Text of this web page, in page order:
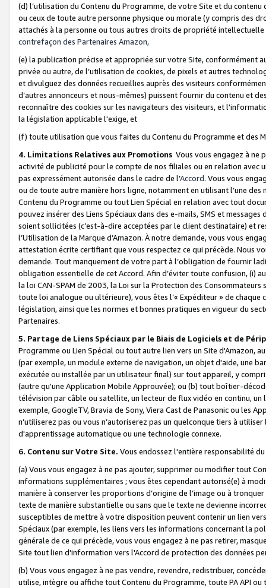
(d) l’utilisation du Contenu du Programme, de votre Site et du
ou ceux de toute autre personne physique ou morale (y compris des
attachés à la personne ou tous autres droits de propriété
contrefaçon des Partenaires Amazon,
(e) la publication précise et appropriée sur votre Site, conformément
privée ou autre, de l’utilisation de cookies, de pixels et autres
et divulguez des données recueillies auprès des visiteurs
d’autres annonceurs et nous-mêmes) puissent fournir du contenu et
reconnaître des cookies sur les navigateurs des visiteurs, et
la législation applicable l'exige, et
(f) toute utilisation que vous faites du Contenu du Programme et des
4. Limitations Relatives aux Promotions Vous vous engagez à ne
activité de publicité pour le compte de nos filiales ou en relation avec
pas expressément autorisée dans le cadre de l’Accord. Vous vous
ou de toute autre manière hors ligne, notamment en utilisant l’une
Contenu du Programme ou tout Lien Spécial en relation avec tout
pouvez insérer des Liens Spéciaux dans des e-mails, SMS et
soient sollicitées (c’est-à-dire acceptées par le client destinataire) et
l’Utilisation de la Marque d’Amazon. À notre demande, vous vous
attestation écrite certifiant que vous respectez ce qui précède. Nous
demande. Tout manquement de votre part à l’obligation de fournir
obligation essentielle de cet Accord. Afin d’éviter toute confusion, (i)
la loi CAN-SPAM de 2003, la Loi sur la Protection des
toute loi analogue ou ultérieure), vous êtes l’« Expéditeur » de
législation, ainsi que les normes et bonnes pratiques en vigueur du
Partenaires.
5. Partage de Liens Spéciaux par le Biais de Logiciels et de
Programme ou Lien Spécial ou tout autre lien vers un Site d'Amazon,
(par exemple, un module externe de navigation, un objet d'aide, une
exécutée ou installée par un utilisateur final) sur tout appareil, y
(autre qu'une Application Mobile Approuvée); ou (b) tout boîtier-
télévision par câble ou satellite, un lecteur de flux vidéo en continu,
exemple, GoogleTV, Bravia de Sony, Viera Cast de Panasonic ou les
n’utiliserez pas ou vous n’autoriserez pas un quelconque tiers à
d'apprentissage automatique ou une technologie connexe.
6. Contenu sur Votre Site. Vous endossez l'entière responsabilité
(a) Vous vous engagez à ne pas ajouter, supprimer ou modifier tout
informations supplémentaires ; vous êtes cependant autorisé(e) à
manière à conserver les proportions d’origine de l’image ou à
texte de manière substantielle ou sans que le texte ne devienne
susceptibles de mettre à votre disposition peuvent contenir un lien
Spéciaux (par exemple, les liens vers les informations concernant la
générale de ce qui précède, vous vous engagez à ne pas retirer,
Site tout lien d'information vers l'Accord de protection des données
(b) Vous vous engagez à ne pas vendre, revendre, redistribuer,
utilise, intègre ou affiche tout Contenu du Programme, toute PA API